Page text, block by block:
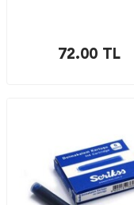
72.00TL